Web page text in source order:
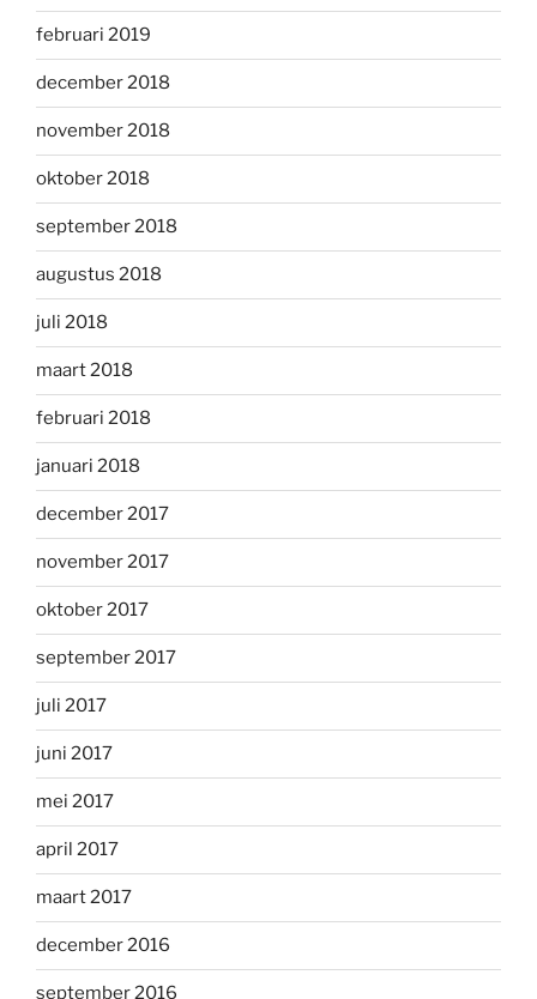
februari 2019
december 2018
november 2018
oktober 2018
september 2018
augustus 2018
juli 2018
maart 2018
februari 2018
januari 2018
december 2017
november 2017
oktober 2017
september 2017
juli 2017
juni 2017
mei 2017
april 2017
maart 2017
december 2016
september 2016